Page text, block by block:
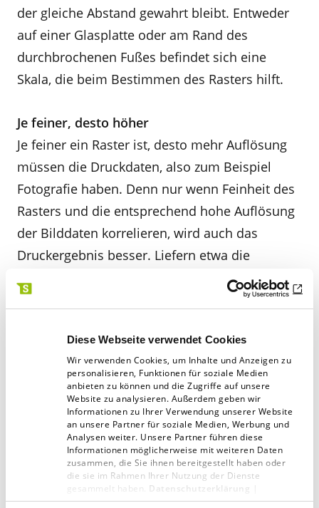
Diese Webseite verwendet Cookies
Wir verwenden Cookies, um Inhalte und Anzeigen zu
personalisieren, Funktionen für soziale Medien
anbieten zu können und die Zugriffe auf unsere
Website zu analysieren. Außerdem geben wir
Informationen zu Ihrer Verwendung unserer Website
an unsere Partner für soziale Medien, Werbung und
Analysen weiter. Unsere Partner führen diese
Informationen möglicherweise mit weiteren Daten
zusammen, die Sie ihnen bereitgestellt haben oder
die sie im Rahmen Ihrer Nutzung der Dienste
gesammelt haben. Datenschutzerklärung
Impressum
der gleiche Abstand gewahrt bleibt. Entweder
auf einer Glasplatte oder am Rand des
durchbrochenen Fußes befindet sich eine
Skala, die beim Bestimmen des Rasters hilft.
Je feiner, desto höher
Je feiner ein Raster ist, desto mehr Auflösung
müssen die Druckdaten, also zum Beispiel
Fotografie haben. Denn nur wenn Feinheit des
Rasters und die entsprechend hohe Auflösung
der Bilddaten korrelieren, wird auch das
Druckergebnis besser. Liefern etwa die
Bilddaten keine entsprechende Auflösung wird
es auch keinen signifikanten Unterschied
sich immer auf eine 100 Prozent Darstellung
der Bilder und deren Auflösung.
Mehr zum ThemaDruckrasterbei KNOW!S >
Martin Sellmann
02831.396-216
martin.sellmann@schaffrath.de